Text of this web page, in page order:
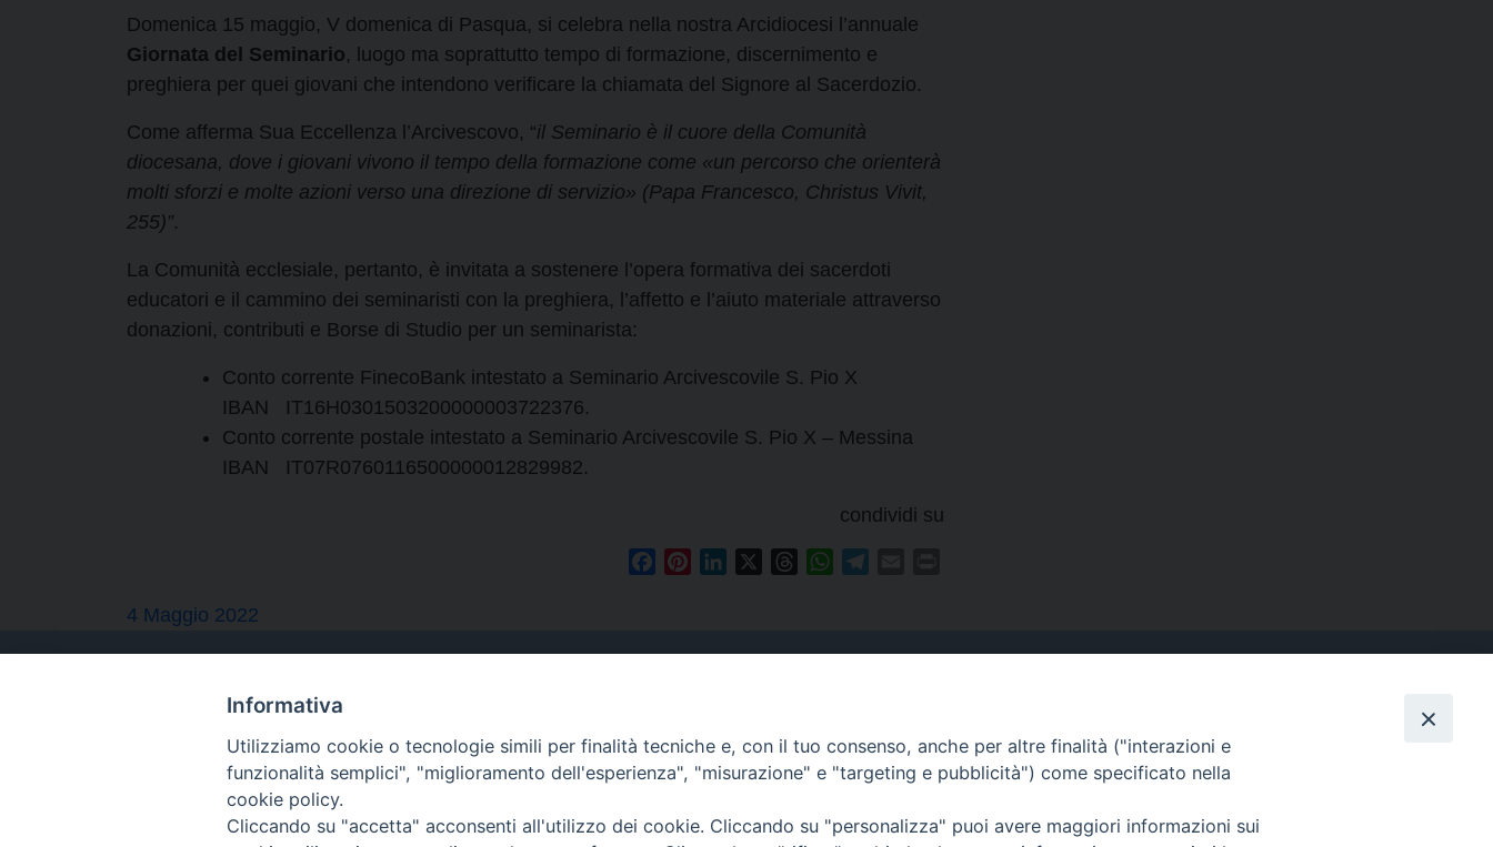
Domenica 15 maggio, V domenica di Pasqua, si celebra nella nostra Arcidiocesi l’annuale
Giornata del Seminario, luogo ma soprattutto tempo di formazione, discernimento e
preghiera per quei giovani che intendono verificare la chiamata del Signore al Sacerdozio.
Come afferma Sua Eccellenza l’Arcivescovo, “il Seminario è il cuore della Comunità
diocesana, dove i giovani vivono il tempo della formazione come «un percorso che orienterà
molti sforzi e molte azioni verso una direzione di servizio» (Papa Francesco, Christus Vivit,
255)”.
La Comunità ecclesiale, pertanto, è invitata a sostenere l’opera formativa dei sacerdoti
educatori e il cammino dei seminaristi con la preghiera, l’affetto e l’aiuto materiale attraverso
donazioni, contributi e Borse di Studio per un seminarista:
Conto corrente FinecoBank intestato a Seminario Arcivescovile S. Pio X
IBAN IT16H0301503200000003722376.
Conto corrente postale intestato a Seminario Arcivescovile S. Pio X – Messina
IBAN IT07R0760116500000012829982.
condividi su
FacebookPinterestLinkedIn ThreadsWhatsApp
4 Maggio 2022
Indirizzo
Via Garibaldi, 67 - 98122
Contatti
Tel. 090.6684111 - Fax.
arcivescovo.messina@tin.it
Informativa
Utilizziamo cookie o tecnologie simili per finalità tecniche e, con il tuo consenso, anche per altre finalità ("interazioni e
funzionalità semplici", "miglioramento dell'esperienza", "misurazione" e "targeting e pubblicità") come specificato nella
cookie policy.
Cliccando su "accetta" acconsenti all'utilizzo dei cookie. Cliccando su "personalizza" puoi avere maggiori informazioni sui